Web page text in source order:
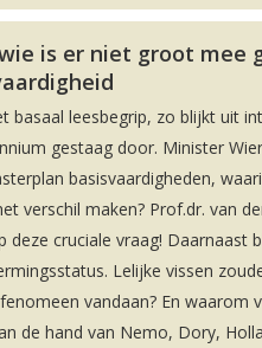
is er niet groot mee
basaal leesbegrip, zo blijkt uit
gestaag door. Minister
basisvaardigheden,
verschil maken? Prof.dr. van
cruciale vraag! Daarnaast
Lelijke vissen
vandaan? En waarom
de hand van Nemo, Dory,